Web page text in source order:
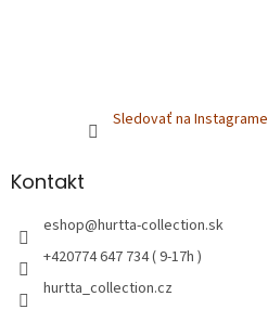
Sledovať na Instagrame
Kontakt
eshop@hurtta-collection.sk
+420774 647 734 ( 9-17h )
hurtta_collection.cz